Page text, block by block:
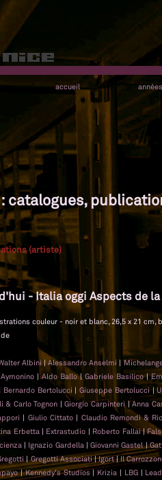
accueil années
catalogues,
(artiste)
- Italia oggi Aspects de
couleur - noir et blanc, 26,5 x 21 cm,
Albini |Alessandro Anselmi |
|Aldo Ballo|Gabriele Basilico|
Bernardo Bertolucci |Giuseppe Bertolucci |
& Carlo Tognon |Giorgio Carpinteri |Anna
| Giulio Cittato| Claudio Remondi &
Erbetta | Extrastudio | Roberto Fallai|
| Ignazio Gardella |Giovanni Gastel|
|Gregotti Associati|Igort|Il
|Kennedy's Studios| Krizia | LBG|